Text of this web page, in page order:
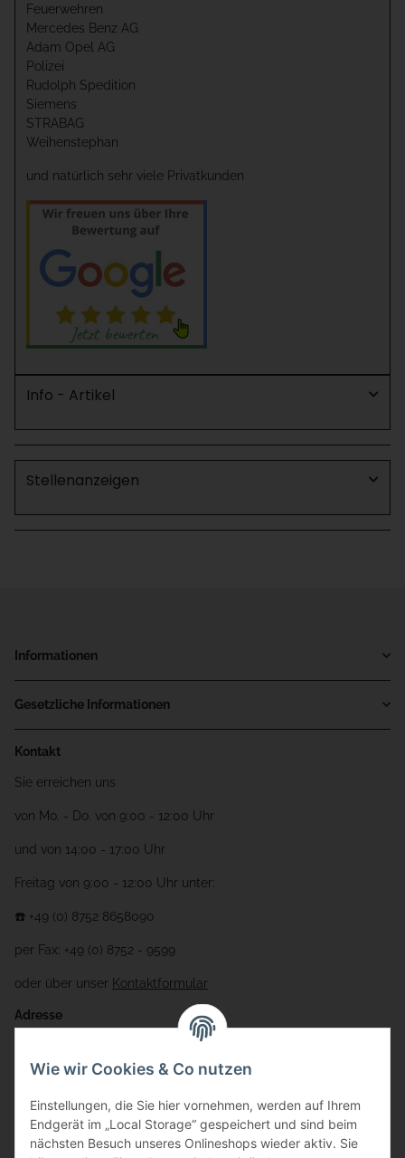
Feuerwehren
Mercedes Benz AG
Adam Opel AG
Polizei
Rudolph Spedition
Siemens
STRABAG
Weihenstephan
und natürlich sehr viele Privatkunden
Info - Artikel
Stellenanzeigen
Informationen
Gesetzliche Informationen
Kontakt
Sie erreichen uns
von Mo. - Do. von 9:00 - 12:00 Uhr
und von 14:00 - 17:00 Uhr
Freitag von 9:00 - 12:00 Uhr unter:
☎️ +49 (0) 8752 8658090
per Fax: +49 (0) 8752 - 9599
oder über unser Kontaktformular
Adresse
Gewerbering 17
84072 Au i.d. Hallertau
info@bauer-tore.de
Wie wir Cookies & Co nutzen
Einstellungen, die Sie hier vornehmen, werden auf Ihrem
Endgerät im „Local Storage“ gespeichert und sind beim
nächsten Besuch unseres Onlineshops wieder aktiv. Sie